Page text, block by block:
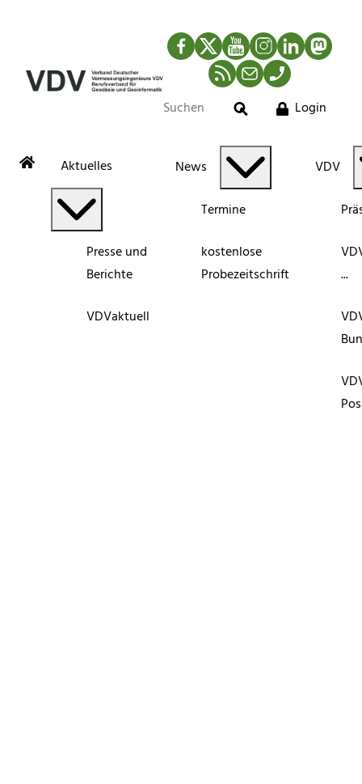
Facebook
TwitterYouTubeInstagram
LinkedIn
RSS-Newsfeed
MailTelefon
Suche
Login
Aktuelles
Presse und
Berichte
VDVaktuell
News
Termine
kostenlose
Probezeitschrift
VDV
...